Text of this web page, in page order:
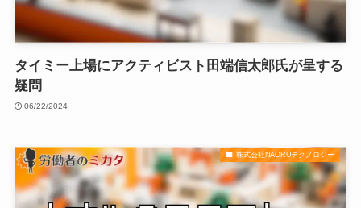
タイミー上場にアクティビスト田端信太郎氏が呈する
疑問
06/22/2024
株式会社NAORUテクノロジー